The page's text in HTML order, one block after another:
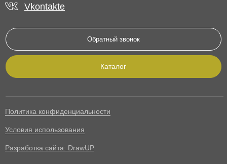
Обратный звонок
Каталог
Политика конфиденциальности
Условия использования
Разработка сайта: DrawUP
Vkontakte